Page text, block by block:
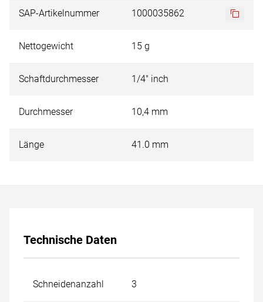
SAP-Artikelnummer 1000035862
Nettogewicht 15 g
Schaftdurchmesser 1/4" inch
Durchmesser 10,4 mm
Länge 41.0 mm
Technische Daten
Schneidenanzahl 3